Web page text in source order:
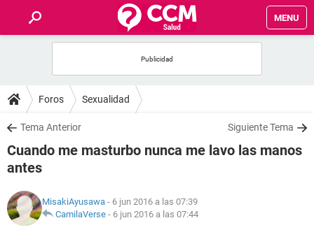
MENU
FOROS
SALUD
FAMILIA
NUTRICIÓN
Foros Sexualidad
Tema Anterior Siguiente Tema
Cuando me masturbo nunca me lavo las manos
antes
MisakiAyusawa - 6 jun 2016 a las 07:39
CamilaVerse - 6 jun 2016 a las 07:44